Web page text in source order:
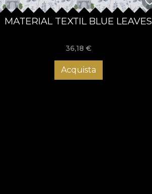
MATERIAL TEXTIL BLUE LEAVES
36,18 €
Acquista